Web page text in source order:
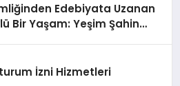
Edebiyata Uzanan
Bir Yaşam: Yeşim Şahin
İzni Hizmetleri